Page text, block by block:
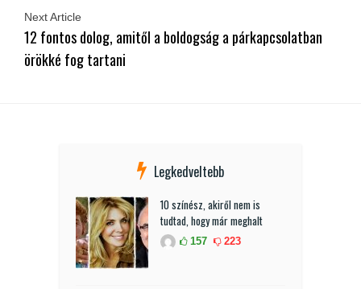
Next Article
12 fontos dolog, amitől a boldogság a párkapcsolatban
örökké fog tartani
Legkedveltebb
10 színész, akiről nem is
tudtad, hogy már meghalt
157 223